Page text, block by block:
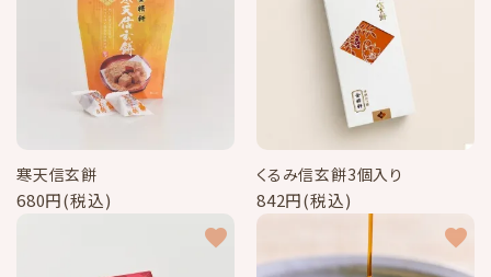
寒天信玄餅
680円(税込)
くるみ信玄餅3個入り
842円(税込)
favorite favorite